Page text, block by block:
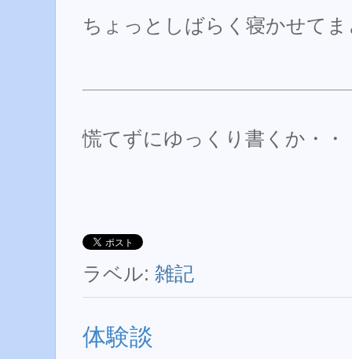
ちょっとしばらく寝かせて
慌てずにゆっくり書くか・・
ラベル: 雑記
体験談